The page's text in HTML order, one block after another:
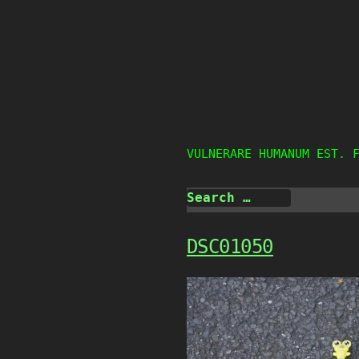
VULNERARE HUMANUM EST.
DSC01050